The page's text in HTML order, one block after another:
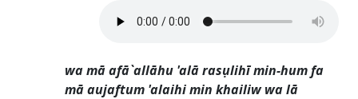
wa mā afā`allāhu 'alā rasụlihī min-hum fa
mā aujaftum 'alaihi min khailiw wa lā